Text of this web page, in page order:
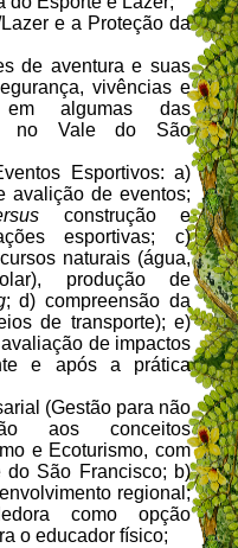
e a Proteção da
de aventura e suas
vivências e
em algumas das
no Vale do São
Esportivos: a)
avalição de eventos;
construção e
esportivas; c)
naturais (água,
produção de
; d) compreensão da
de transporte); e)
de impactos
e após a prática
(Gestão para não
aos conceitos
e Ecoturismo, com
do São Francisco; b)
regional;
como opção
o educador físico;